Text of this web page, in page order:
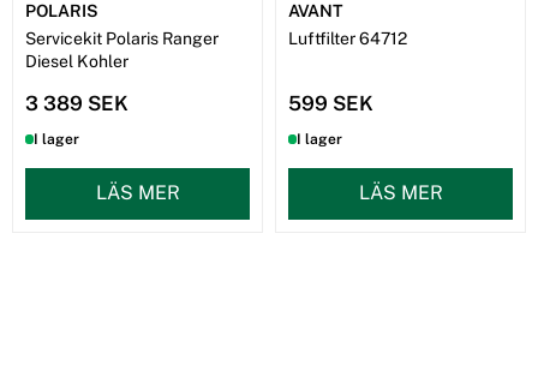
POLARIS
Servicekit Polaris Ranger
Diesel Kohler
3 389 SEK
I lager
LÄS MER
AVANT
Luftfilter 64712
599 SEK
I lager
LÄS MER